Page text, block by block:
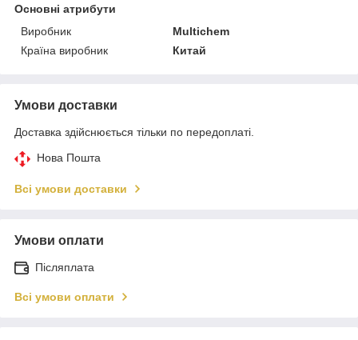
Основні атрибути
Виробник
Multichem
Країна виробник
Китай
Умови доставки
Доставка здійснюється тільки по передоплаті.
Нова Пошта
Всі умови доставки
Умови оплати
Післяплата
Всі умови оплати